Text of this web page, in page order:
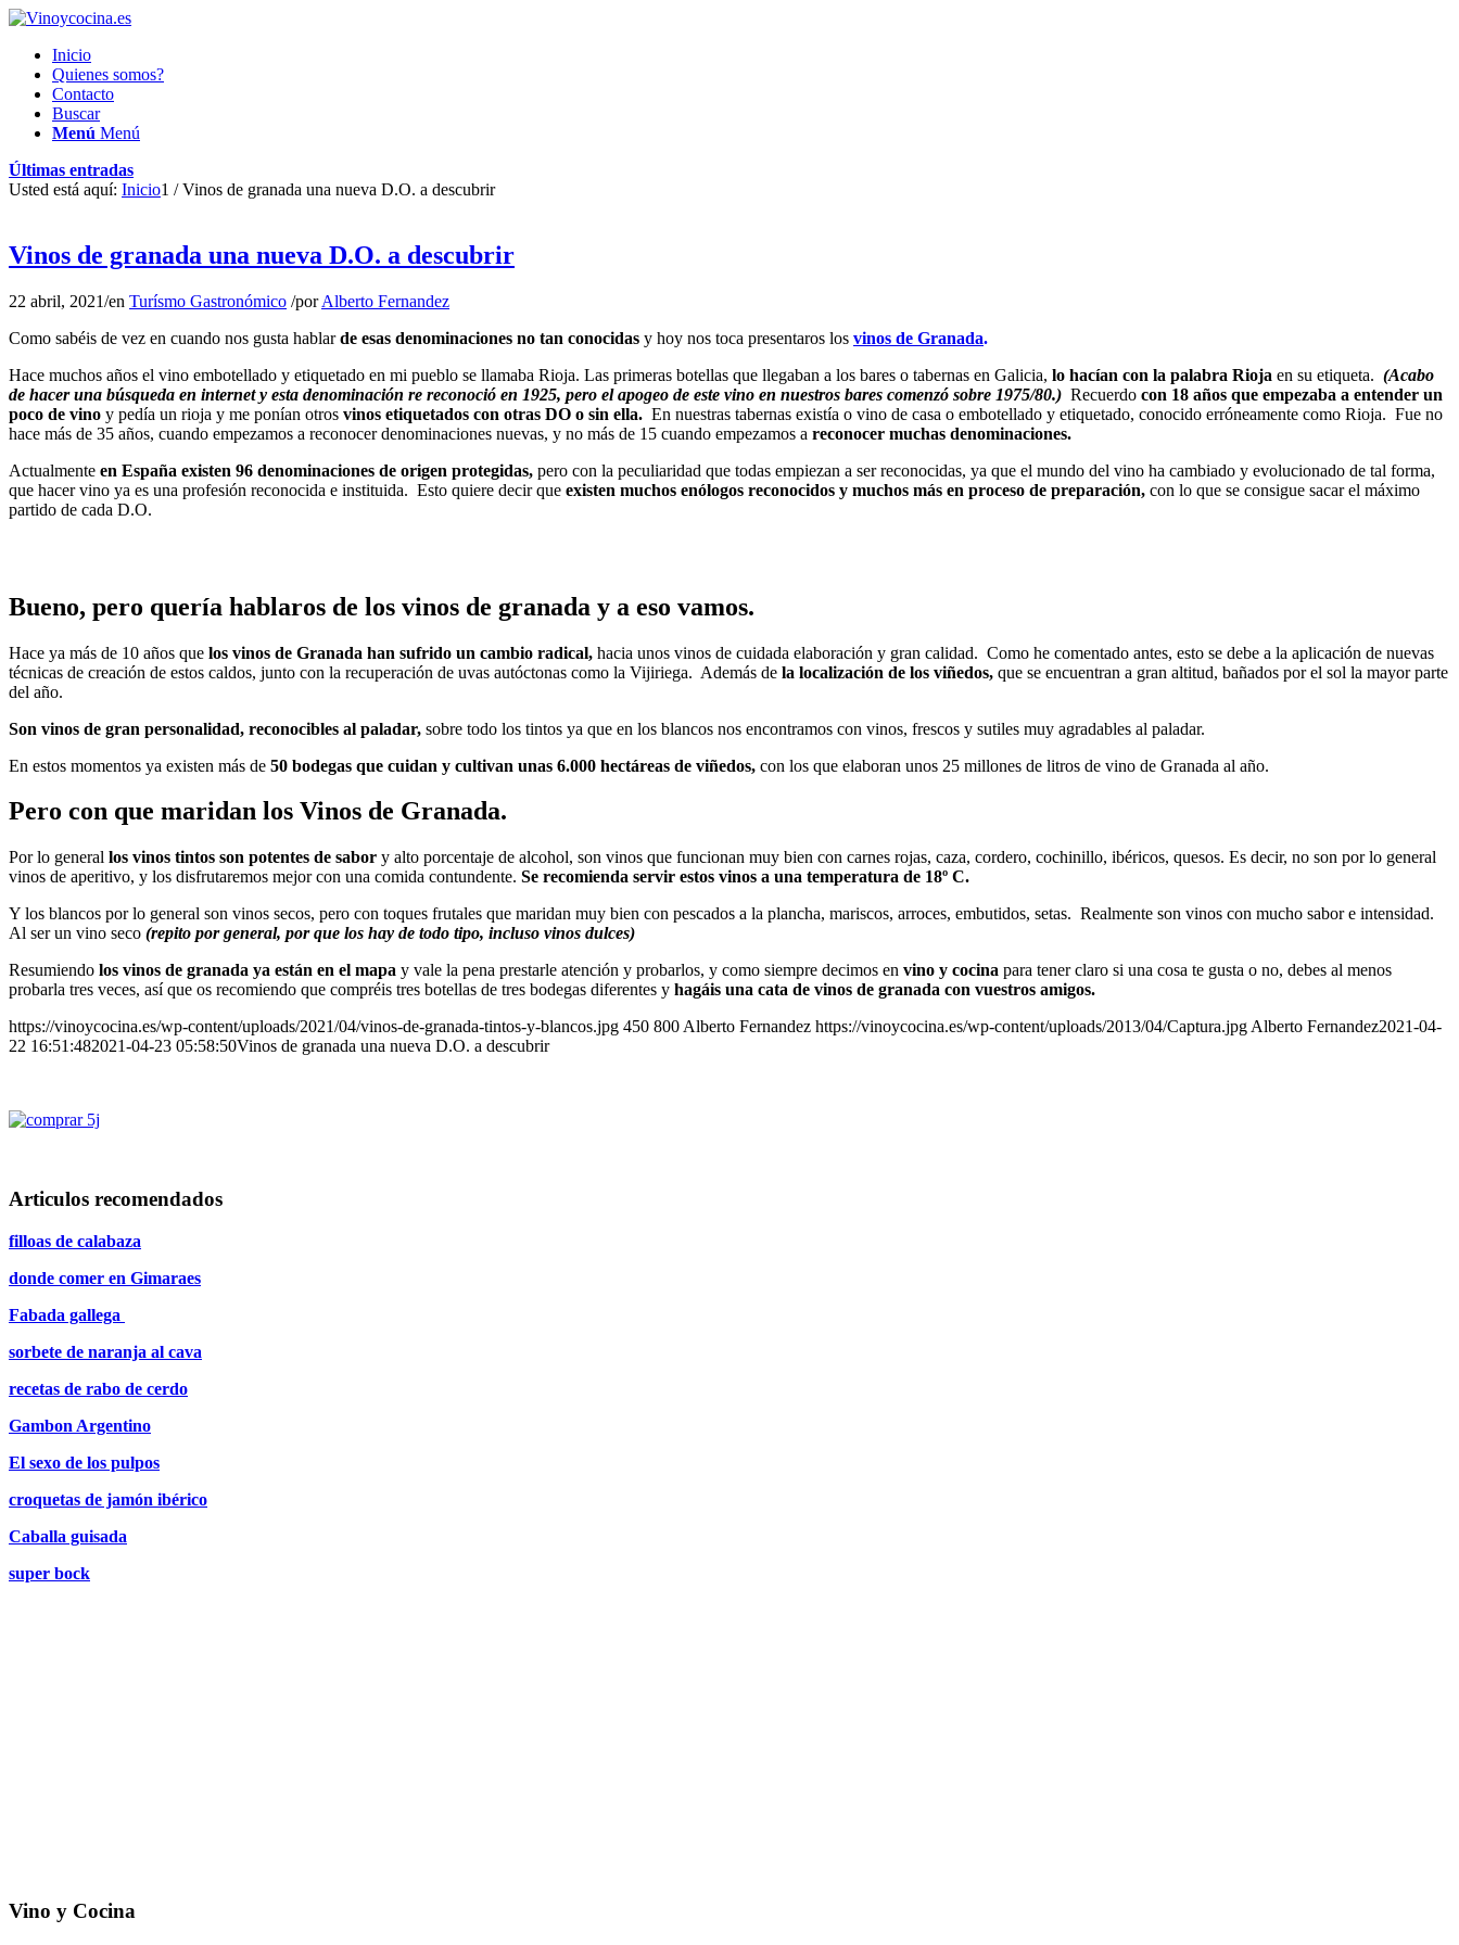
Inicio
Quienes somos?
Contacto
Buscar
Menú Menú
Últimas entradas
Usted está aquí: Inicio1 / Vinos de granada una nueva D.O. a descubrir
Vinos de granada una nueva D.O. a descubrir
22 abril, 2021/en Turísmo Gastronómico /porAlberto Fernandez
Como sabéis de vez en cuando nos gusta hablarde esas denominaciones no tan conocidas y hoy nos toca presentaros los vinos de Granada.
Hace muchos años el vino embotellado y etiquetado en mi pueblo se llamaba Rioja. Las primeras botellas que llegaban a los bares o tabernas en Galicia, lo hacían con la palabra Rioja en su etiqueta. (Acabo
de hacer una búsqueda en internet y esta denominación re reconoció en 1925, pero el apogeo de este vino en nuestros bares comenzó sobre 1975/80.) Recuerdo con 18 años que empezaba a entender un
poco de vino y pedía un rioja y me ponían otros vinos etiquetados con otras DO o sin ella. En nuestras tabernas existía o vino de casa o embotellado y etiquetado, conocido erróneamente como Rioja. Fue no
hace más de 35 años, cuando empezamos a reconocer denominaciones nuevas, y no más de 15 cuando empezamos a reconocer muchas denominaciones.
Actualmente en España existen 96 denominaciones de origen protegidas, pero con la peculiaridad que todas empiezan a ser reconocidas, ya que el mundo del vino ha cambiado y evolucionado de tal forma,
que hacer vino ya es una profesión reconocida e instituida. Esto quiere decir que existen muchos enólogos reconocidos y muchos más en proceso de preparación, con lo que se consigue sacar el máximo
partido de cada D.O.
Bueno, pero quería hablaros de los vinos de granada y a eso vamos.
Hace ya más de 10 años que los vinos de Granada han sufrido un cambio radical, hacia unos vinos de cuidada elaboración y gran calidad. Como he comentado antes, esto se debe a la aplicación de nuevas
técnicas de creación de estos caldos, junto con la recuperación de uvas autóctonas como la Vijiriega. Además de la localización de los viñedos, que se encuentran a gran altitud, bañados por el sol la mayor parte
del año.
Son vinos de gran personalidad, reconocibles al paladar, sobre todo los tintos ya que en los blancos nos encontramos con vinos, frescos y sutiles muy agradables al paladar.
En estos momentos ya existen más de 50 bodegas que cuidan y cultivan unas 6.000 hectáreas de viñedos, con los que elaboran unos 25 millones de litros de vino de Granada al año.
Pero con que maridan los Vinos de Granada.
Por lo general los vinos tintos son potentes de sabor y alto porcentaje de alcohol, son vinos que funcionan muy bien con carnes rojas, caza, cordero, cochinillo, ibéricos, quesos. Es decir, no son por lo general
vinos de aperitivo, y los disfrutaremos mejor con una comida contundente. Se recomienda servir estos vinos a una temperatura de 18º C.
Y los blancos por lo general son vinos secos, pero con toques frutales que maridan muy bien con pescados a la plancha, mariscos, arroces, embutidos, setas. Realmente son vinos con mucho sabor e intensidad.
Al ser un vino seco (repito por general, por que los hay de todo tipo, incluso vinos dulces)
Resumiendo los vinos de granada ya están en el mapa y vale la pena prestarle atención y probarlos, y como siempre decimos en vino y cocina para tener claro si una cosa te gusta o no, debes al menos
probarla tres veces, así que os recomiendo que compréis tres botellas de tres bodegas diferentes y hagáis una cata de vinos de granada con vuestros amigos.
https://vinoycocina.es/wp-content/uploads/2021/04/vinos-de-granada-tintos-y-blancos.jpg 450 800 Alberto Fernandez https://vinoycocina.es/wp-content/uploads/2013/04/Captura.jpg Alberto Fernandez2021-04-
22 16:51:482021-04-23 05:58:50Vinos de granada una nueva D.O. a descubrir
Articulos recomendados
filloas de calabaza
donde comer en Gimaraes
Fabada gallega
sorbete de naranja al cava
recetas de rabo de cerdo
Gambon Argentino
El sexo de los pulpos
croquetas de jamón ibérico
Caballa guisada
super bock
Vino y Cocina